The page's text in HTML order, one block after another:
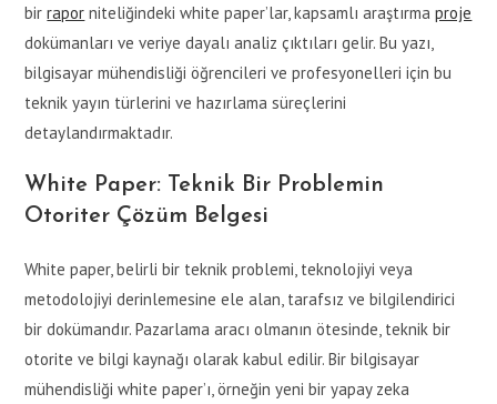
birrapor niteliğindeki white paper’lar, kapsamlı araştırmaproje
dokümanları ve veriye dayalı analiz çıktıları gelir. Bu yazı,
bilgisayar mühendisliği öğrencileri ve profesyonelleri için bu
teknik yayın türlerini ve hazırlama süreçlerini
detaylandırmaktadır.
White Paper: Teknik Bir Problemin
Otoriter Çözüm Belgesi
White paper, belirli bir teknik problemi, teknolojiyi veya
metodolojiyi derinlemesine ele alan, tarafsız ve bilgilendirici
bir dokümandır. Pazarlama aracı olmanın ötesinde, teknik bir
otorite ve bilgi kaynağı olarak kabul edilir. Bir bilgisayar
mühendisliği white paper’ı, örneğin yeni bir yapay zeka